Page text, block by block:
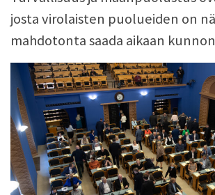
josta virolaisten puolueiden on
mahdotonta saada aikaan